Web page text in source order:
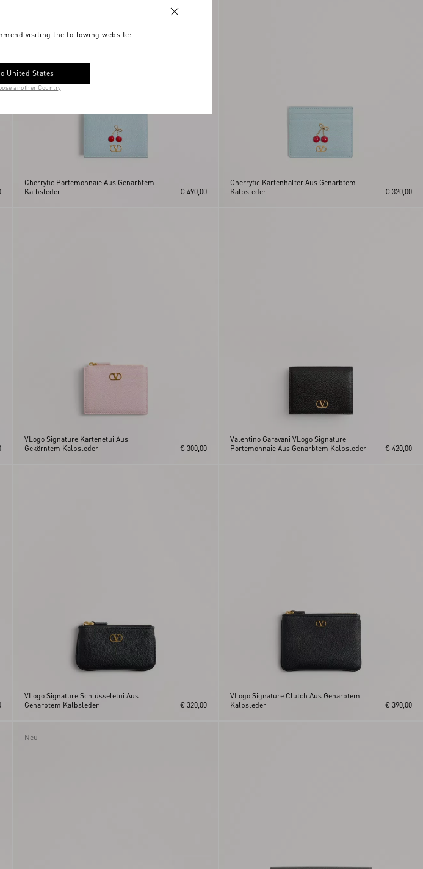
Cherryfic Portemonnaie Aus Genarbtem
Kalbsleder
€ 490,00
Cherryfic Kartenhalter Aus Genarbtem
Kalbsleder
€ 320,00
VLogo Signature Kartenetui Aus
Gekörntem Kalbsleder
€ 300,00
Valentino Garavani VLogo Signature
Portemonnaie Aus Genarbtem Kalbsleder
€ 420,00
VLogo Signature Schlüsseletui Aus
Genarbtem Kalbsleder
€ 320,00
VLogo Signature Clutch Aus Genarbtem
Kalbsleder
€ 390,00
Neu
visiting the following website:
United States
another Country